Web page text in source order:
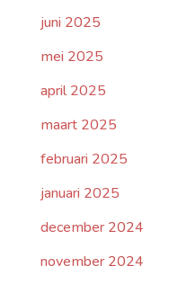
juni 2025
mei 2025
april 2025
maart 2025
februari 2025
januari 2025
december 2024
november 2024